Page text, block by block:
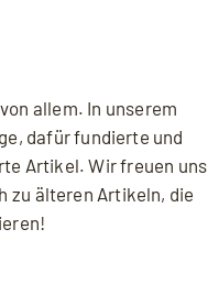
allem. In unserem
dafür fundierte und
Artikel. Wir freuen uns
zu älteren Artikeln, die
Sie die